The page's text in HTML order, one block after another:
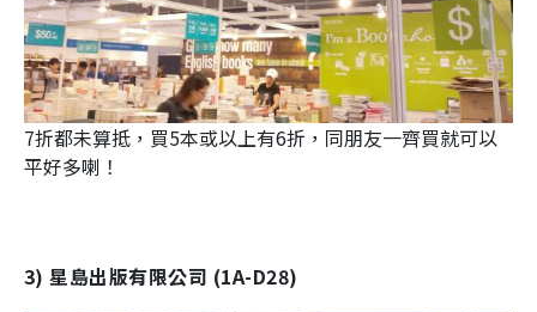
7折都未算抵，買5本或以上有6折，同朋友一齊買就可以
平好多喇！
3) 星島出版有限公司 (1A-D28)